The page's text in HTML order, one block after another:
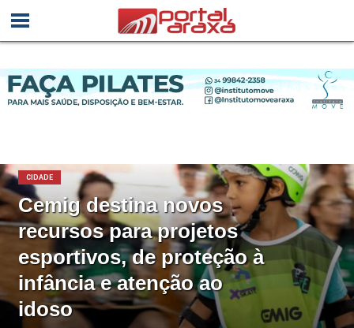
CIDADE
Cemig destina novos
recursos para projetos
esportivos, de proteção à
infância e atenção ao
idoso